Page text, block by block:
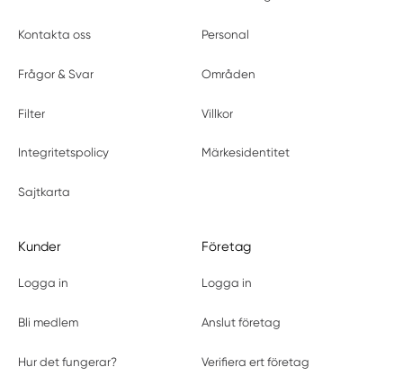
Kontakta oss Personal
Frågor & Svar Områden
Filter Villkor
Integritetspolicy Märkesidentitet
Sajtkarta
Kunder
Logga in
Bli medlem
Hur det fungerar?
Företag
Logga in
Anslut företag
Verifiera ert företag